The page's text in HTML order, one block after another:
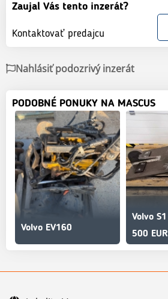
Zaujal Vás tento inzerát?
Kontaktovať predajcu
Nahlásiť podozrivý inzerát
PODOBNÉ PONUKY NA MASCUS
Volvo EV160
500 EUR